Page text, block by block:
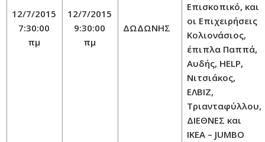
12/7/2015
7:30:00
πμ
12/7/2015
9:30:00
πμ
ΔΩΔΩΝΗΣ
Επισκοπικό, και
οι Επιχειρήσεις
Κολιονάσιος,
έπιπλα Παππά,
Αυδής, HELP,
Νιτσιάκος,
ΕΛΒΙΖ,
Τριανταφύλλου,
ΔΙΕΘΝΕΣ και
IKEA – JUMBO